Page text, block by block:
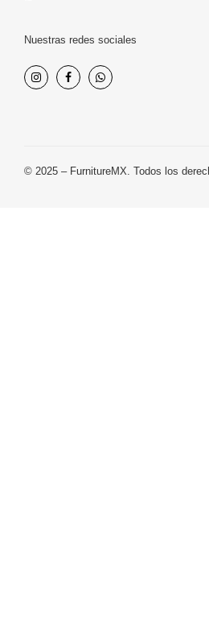
Nuestras redes sociales
© 2025 – FurnitureMX. Todos los